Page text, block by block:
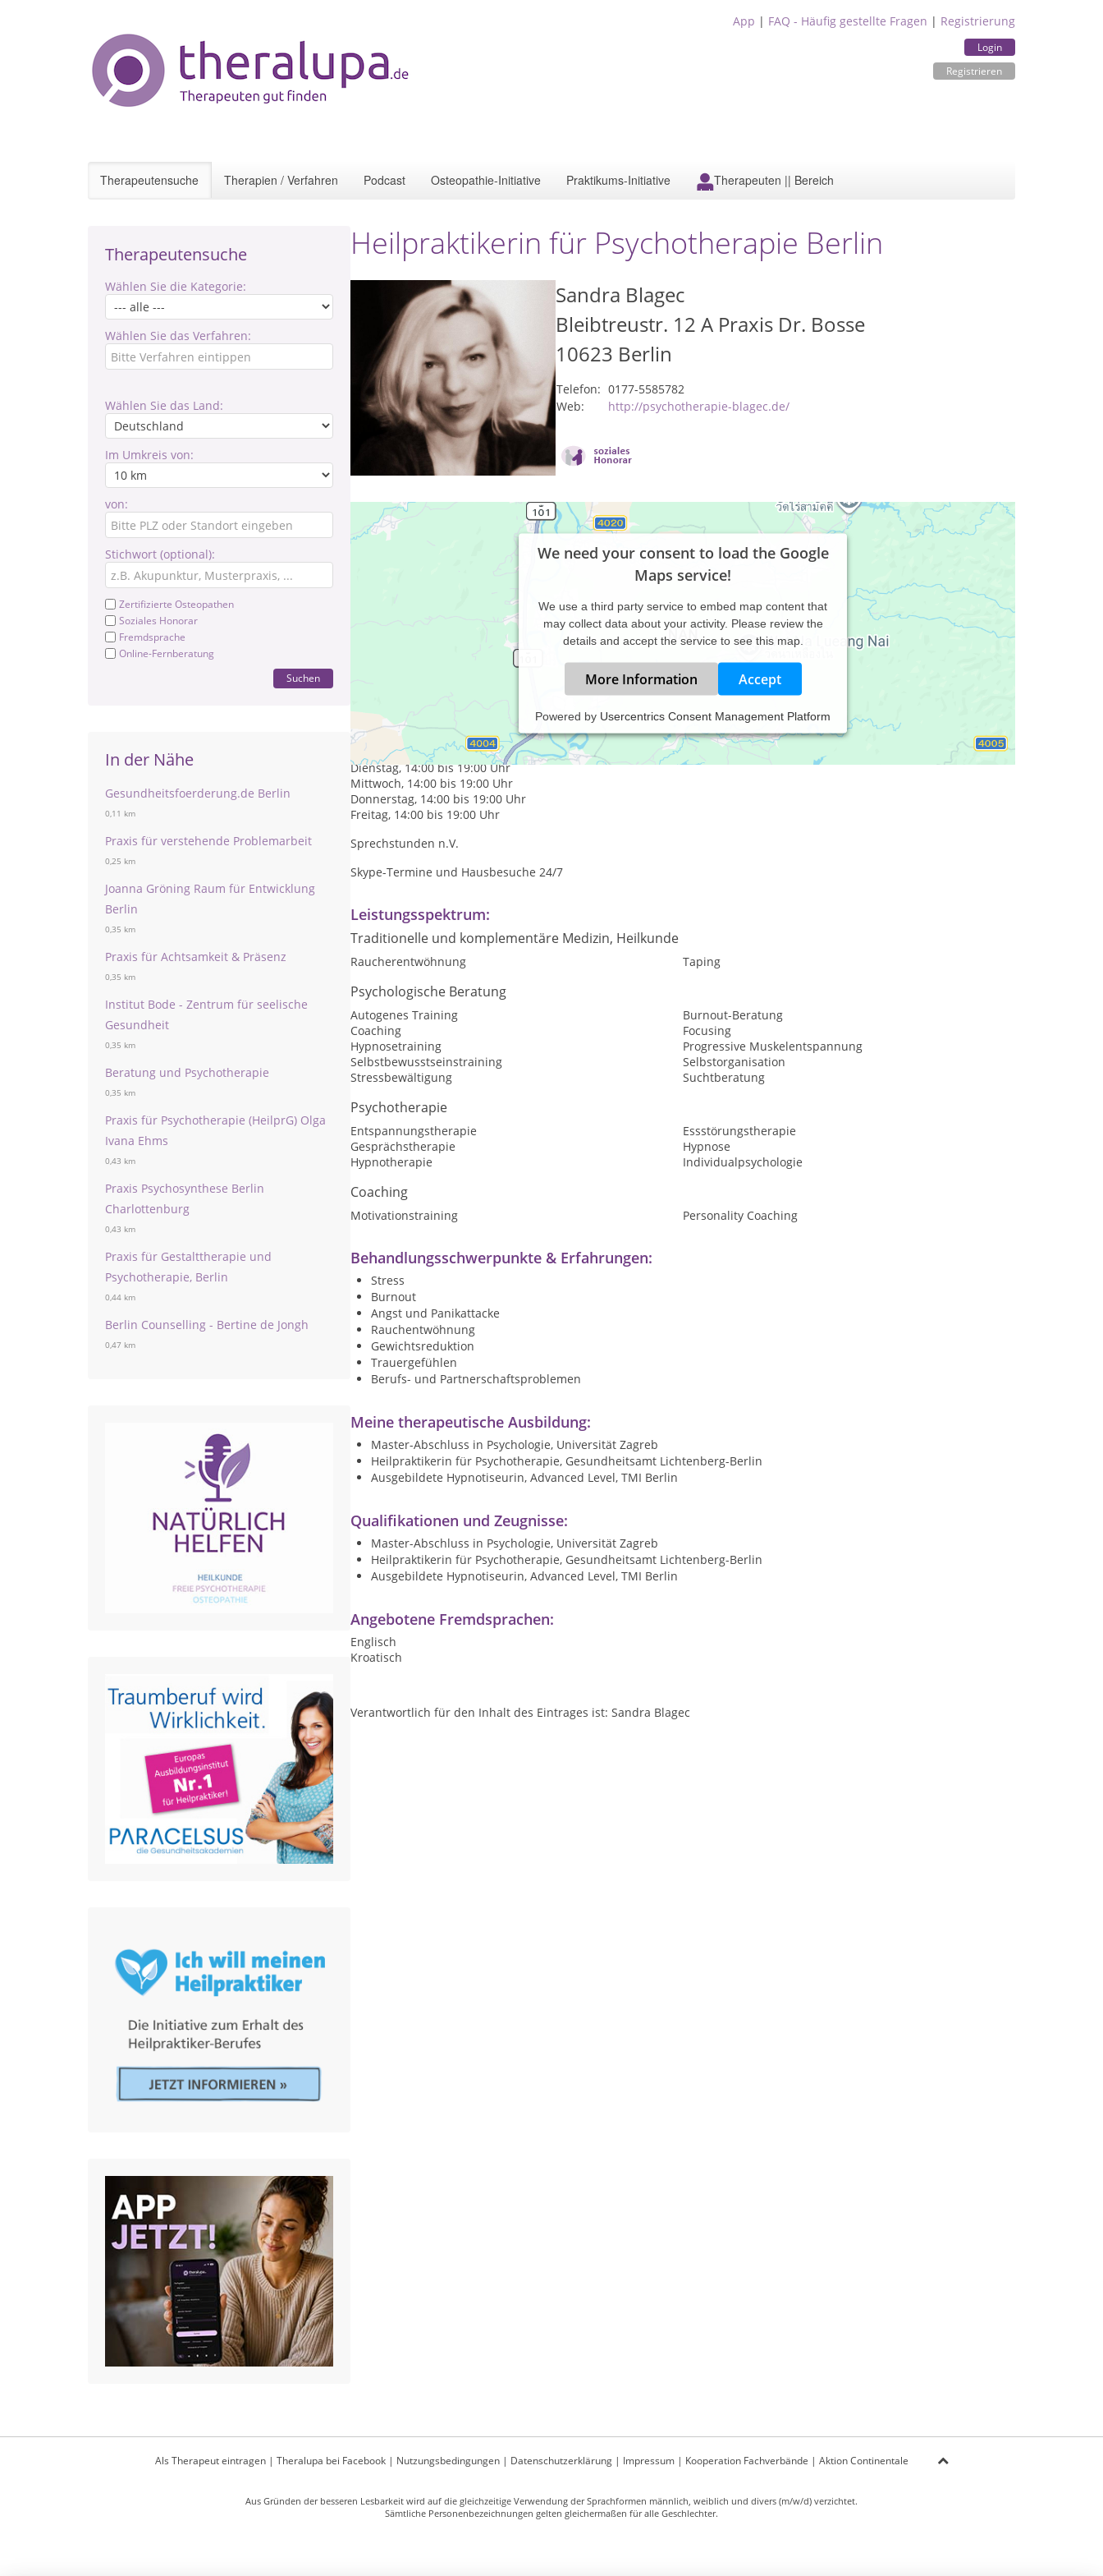
App | FAQ - Häufig gestellte Fragen | Registrierung
Login
Registrieren
Therapeutensuche Therapien / Verfahren Podcast Osteopathie-Initiative Praktikums-Initiative Therapeuten || Bereich
Therapeutensuche
Wählen Sie die Kategorie:
Wählen Sie das Verfahren:
Wählen Sie das Land:
Im Umkreis von:
von:
Stichwort (optional):
Zertifizierte Osteopathen
Soziales Honorar
Fremdsprache
Online-Fernberatung
Suchen
In der Nähe
Gesundheitsfoerderung.de Berlin
0,11 km
Praxis für verstehende Problemarbeit
0,25 km
Joanna Gröning Raum für Entwicklung
Berlin
0,35 km
Praxis für Achtsamkeit & Präsenz
0,35 km
Institut Bode - Zentrum für seelische
Gesundheit
0,35 km
Beratung und Psychotherapie
0,35 km
Praxis für Psychotherapie (HeilprG) Olga
Ivana Ehms
0,43 km
Praxis Psychosynthese Berlin
Charlottenburg
0,43 km
Praxis für Gestalttherapie und
Psychotherapie, Berlin
0,44 km
Berlin Counselling - Bertine de Jongh
0,47 km
Heilpraktikerin für Psychotherapie Berlin
Sandra Blagec
Bleibtreustr. 12 A Praxis Dr. Bosse
10623 Berlin
Telefon: 0177-5585782
Web:
http://psychotherapie-blagec.de/
We need your consent to load the Google
Maps service!
We use a third party service to embed map content that
may collect data about your activity. Please review the
details and accept the service to see this map.
More Information Accept
Powered by Usercentrics Consent Management Platform
Praxiszeiten:
Montag, 14:00 bis 19:00 Uhr
Dienstag, 14:00 bis 19:00 Uhr
Mittwoch, 14:00 bis 19:00 Uhr
Donnerstag, 14:00 bis 19:00 Uhr
Freitag, 14:00 bis 19:00 Uhr
Sprechstunden n.V.
Skype-Termine und Hausbesuche 24/7
Leistungsspektrum:
Traditionelle und komplementäre Medizin, Heilkunde
Raucherentwöhnung Taping
Psychologische Beratung
Autogenes Training
Burnout-Beratung
Coaching
Focusing
Hypnosetraining
Progressive Muskelentspannung
Selbstbewusstseinstraining
Selbstorganisation
Stressbewältigung
Suchtberatung
Psychotherapie
Entspannungstherapie
Essstörungstherapie
Gesprächstherapie
Hypnose
Hypnotherapie
Individualpsychologie
Coaching
Motivationstraining Personality Coaching
Behandlungsschwerpunkte & Erfahrungen:
Stress
Burnout
Angst und Panikattacke
Rauchentwöhnung
Gewichtsreduktion
Trauergefühlen
Berufs- und Partnerschaftsproblemen
Meine therapeutische Ausbildung:
Master-Abschluss in Psychologie, Universität Zagreb
Heilpraktikerin für Psychotherapie, Gesundheitsamt Lichtenberg-Berlin
Ausgebildete Hypnotiseurin, Advanced Level, TMI Berlin
Qualifikationen und Zeugnisse:
Master-Abschluss in Psychologie, Universität Zagreb
Heilpraktikerin für Psychotherapie, Gesundheitsamt Lichtenberg-Berlin
Ausgebildete Hypnotiseurin, Advanced Level, TMI Berlin
Angebotene Fremdsprachen:
Englisch
Kroatisch
Verantwortlich für den Inhalt des Eintrages ist: Sandra Blagec
Als Therapeut eintragen| Theralupa bei Facebook| Nutzungsbedingungen| Datenschutzerklärung| Impressum| Kooperation Fachverbände | Aktion Continentale
Aus Gründen der besseren Lesbarkeit wird auf die gleichzeitige Verwendung der Sprachformen männlich, weiblich und divers (m/w/d) verzichtet.
Sämtliche Personenbezeichnungen gelten gleichermaßen für alle Geschlechter.